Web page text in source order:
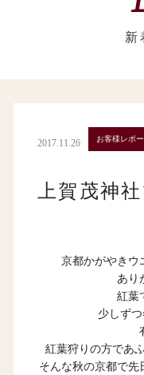
新
2017.11.26 お客様レポー
上賀茂神
京都かがやきウ
あり
紅葉
少しず
紅葉狩りの方であ
そんな秋の京都で先